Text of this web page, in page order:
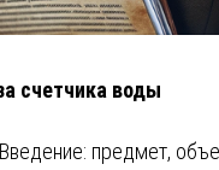
счетчика воды
предмет,